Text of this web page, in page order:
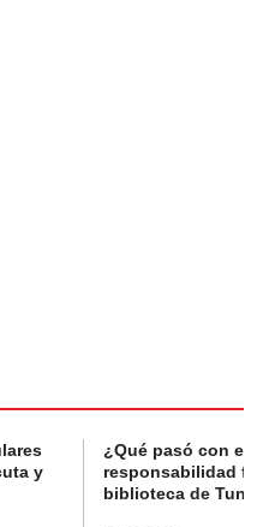
y
¿Qué pasó con el
responsabilidad
biblioteca de